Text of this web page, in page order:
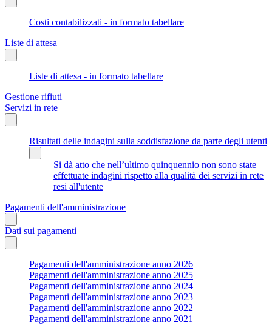
Costi contabilizzati - in formato tabellare
Liste di attesa
Liste di attesa - in formato tabellare
Gestione rifiuti
Servizi in rete
Risultati delle indagini sulla soddisfazione da parte degli utenti
Si dà atto che nell’ultimo quinquennio non sono state
effettuate indagini rispetto alla qualità dei servizi in rete
resi all'utente
Pagamenti dell'amministrazione
Dati sui pagamenti
Pagamenti dell'amministrazione anno 2026
Pagamenti dell'amministrazione anno 2025
Pagamenti dell'amministrazione anno 2024
Pagamenti dell'amministrazione anno 2023
Pagamenti dell'amministrazione anno 2022
Pagamenti dell'amministrazione anno 2021